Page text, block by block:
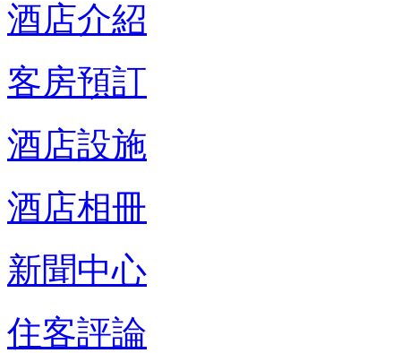
酒店介紹
客房預訂
酒店設施
酒店相冊
新聞中心
住客評論